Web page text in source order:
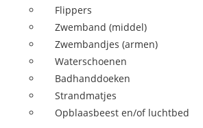
Flippers
Zwemband (middel)
Zwembandjes (armen)
Waterschoenen
Badhanddoeken
Strandmatjes
Opblaasbeest en/of luchtbed